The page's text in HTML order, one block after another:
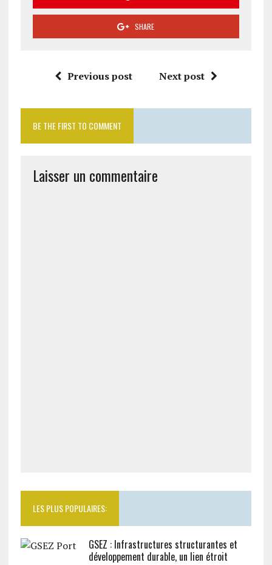
SHARE
Previous post Next post
BE THE FIRST TO COMMENT
Laisser un commentaire
LES PLUS POPULAIRES:
GSEZ : Infrastructures structurantes et
développement durable, un lien étroit